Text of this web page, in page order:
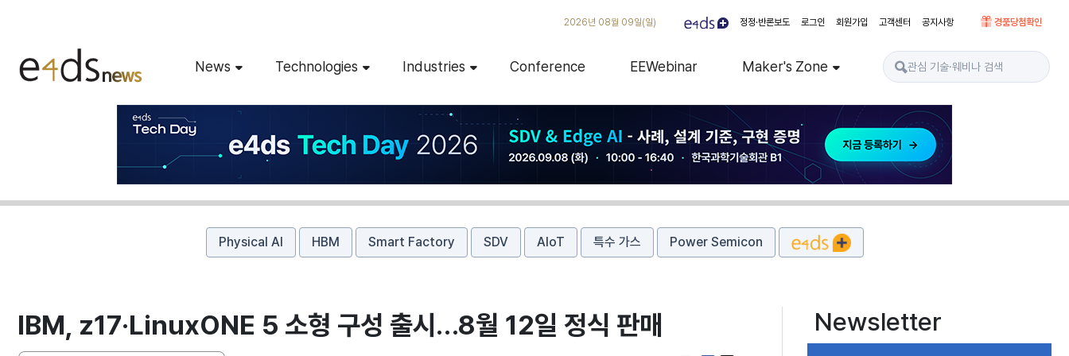
2026년 08월 09일(일) 정정·반론보도 로그인 회원가입 고객센터 공지사항 경품당첨확인
News Technologies Industries Conference EEWebinar Maker's Zone
Physical AI HBM Smart Factory SDV AIoT 특수 가스 Power Semicon
IBM, z17·LinuxONE 5 소형 구성 출시…8월 12일 정식 판매 Newsletter